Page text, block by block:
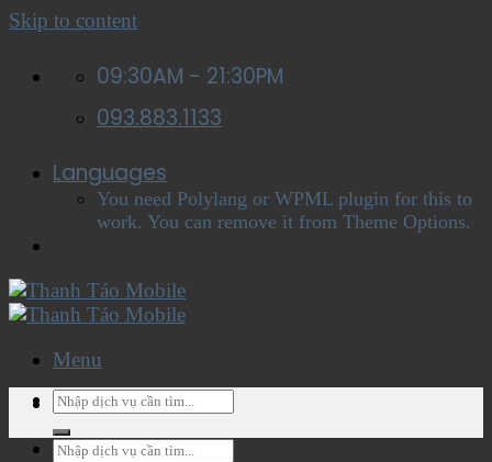
Skip to content
09:30AM - 21:30PM
093.883.1133
Languages
You need Polylang or WPML plugin for this to
work. You can remove it from Theme Options.
Menu
Menu